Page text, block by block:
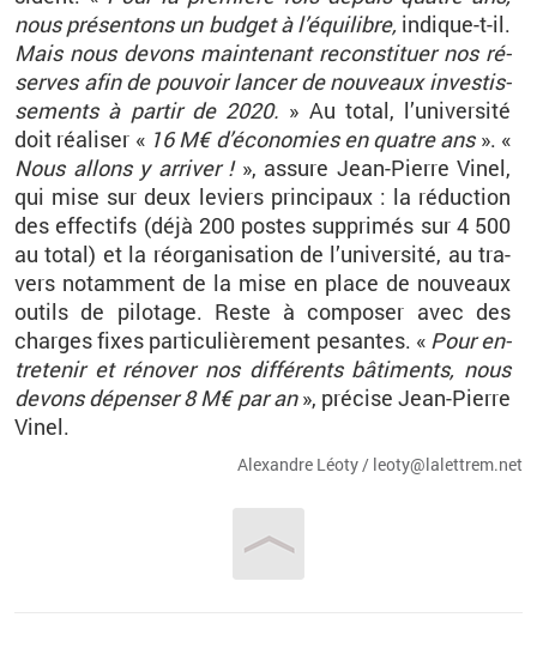
nous pré­sen­tons un bud­get à l’équi­libre, in­dique-t-il.
Mais nous de­vons main­te­nant re­cons­ti­tuer nos ré­
serves afin de pou­voir lan­cer de nou­veaux in­ves­tis­
se­ments à par­tir de 2020. » Au total, l’uni­ver­sité
doit réa­li­ser « 16 M€ d’éco­no­mies en quatre ans». «
Nous al­lons y ar­ri­ver ! », as­sure Jean-Pierre Vinel,
qui mise sur deux le­viers prin­ci­paux : la ré­duc­tion
des ef­fec­tifs (déjà 200 postes sup­pri­més sur 4 500
au total) et la ré­or­ga­ni­sa­tion de l’uni­ver­sité, au tra­
vers no­tam­ment de la mise en place de nou­veaux
ou­tils de pi­lo­tage. Reste à com­po­ser avec des
charges fixes par­ti­cu­liè­re­ment pe­santes. « Pour en­
tre­te­nir et ré­no­ver nos dif­fé­rents bâ­ti­ments, nous
de­vons dé­pen­ser 8 M€ par an», pré­cise Jean-Pierre
Vinel.
Alexandre Léoty / leo­ty@​la­let­trem.​net